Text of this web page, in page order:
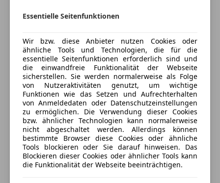
Android Auto
USB
Volldigitales Kombiinstrument
Sicherheit
Abstandstempomat
Airbag hinten
Beifahrerairbag
Fahrerairbag
Fernlichtassistent
Isofix
Müdigkeitswarnsystem
anpassen
Auto einfach online versichern & Rabatt holen
Jetzt berechnen
Verkäufer Händler
Porsche Wien-Donaustadt
Sternebewertung 4 von 5
4Sterne
(64% Weiterempfehlungen)
Essentielle Seitenfunktionen
Wir bzw. diese Anbieter nutzen Cookies oder
ähnliche Tools und Technologien, die für die
essentielle Seitenfunktionen erforderlich sind und
die einwandfreie Funktionalität der Webseite
sicherstellen. Sie werden normalerweise als Folge
von Nutzeraktivitäten genutzt, um wichtige
Funktionen wie das Setzen und Aufrechterhalten
von Anmeldedaten oder Datenschutzeinstellungen
zu ermöglichen. Die Verwendung dieser Cookies
bzw. ähnlicher Technologien kann normalerweise
nicht abgeschaltet werden. Allerdings können
bestimmte Browser diese Cookies oder ähnliche
Tools blockieren oder Sie darauf hinweisen. Das
Blockieren dieser Cookies oder ähnlicher Tools kann
die Funktionalität der Webseite beeinträchtigen.